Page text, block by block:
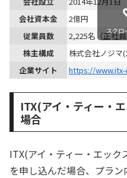
会社資本金
2億円
従業員数
2,225名（正社
株主構成
株式会社ノジマ
企業サイト
https://
スクロ
ITX(アイ・ティー・
場合
ITX(アイ・ティー・エック
を申し込んだ場合、プラ